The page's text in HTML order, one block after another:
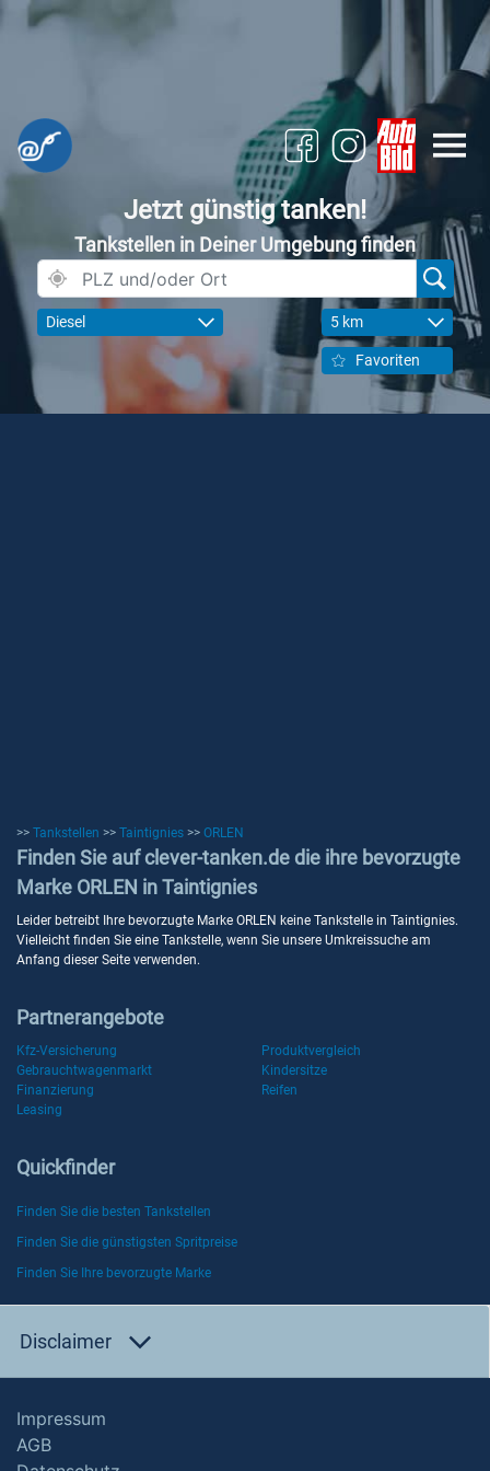
Jetzt günstig tanken!
Tankstellen in Deiner Umgebung finden
Diesel 5 km
Favoriten
>> Tankstellen >> Taintignies >> ORLEN
Finden Sie auf clever-tanken.de die ihre bevorzugte
Marke ORLEN in Taintignies
Leider betreibt Ihre bevorzugte Marke ORLEN keine Tankstelle in Taintignies.
Vielleicht finden Sie eine Tankstelle, wenn Sie unsere Umkreissuche am
Anfang dieser Seite verwenden.
Partnerangebote
Kfz-Versicherung
Produktvergleich
Gebrauchtwagenmarkt
Kindersitze
Finanzierung
Reifen
Leasing
Quickfinder
Finden Sie die besten Tankstellen
Finden Sie die günstigsten Spritpreise
Finden Sie Ihre bevorzugte Marke
Disclaimer
Impressum
AGB